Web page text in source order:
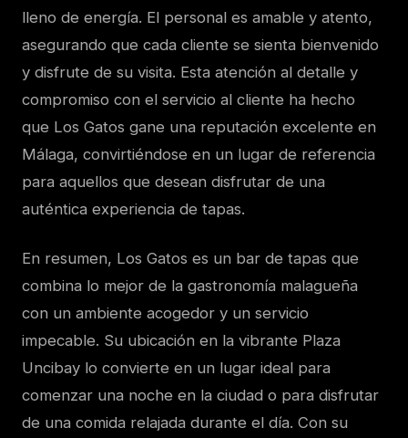
lleno de energía. El personal es amable y atento,
asegurando que cada cliente se sienta bienvenido
y disfrute de su visita. Esta atención al detalle y
compromiso con el servicio al cliente ha hecho
que Los Gatos gane una reputación excelente en
Málaga, convirtiéndose en un lugar de referencia
para aquellos que desean disfrutar de una
auténtica experiencia de tapas.
En resumen, Los Gatos es un bar de tapas que
combina lo mejor de la gastronomía malagueña
con un ambiente acogedor y un servicio
impecable. Su ubicación en la vibrante Plaza
Uncibay lo convierte en un lugar ideal para
comenzar una noche en la ciudad o para disfrutar
de una comida relajada durante el día. Con su